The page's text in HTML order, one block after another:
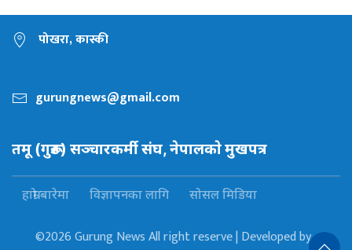
पोखरा, कास्की
gurungnews@gmail.com
तमू (गुरूङ) सञ्चारकर्मी संघ, नेपालकाे मुखपत्र
हाम्रो बारेमा विज्ञापनका लागि सोसल मिडिया
©2026 Gurung News All right reserve | Developed by :